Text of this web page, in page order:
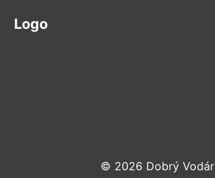
Logo
© 2026 Dobrý Vodár